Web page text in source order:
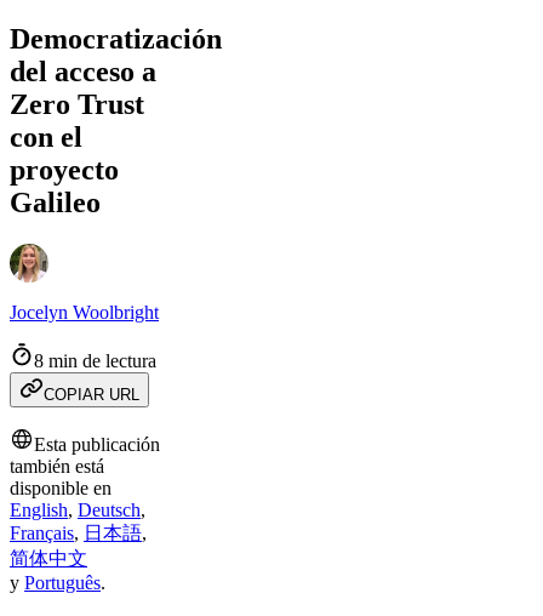
Democratización
del acceso a
Zero Trust
con el
proyecto
Galileo
Jocelyn Woolbright
8 min de lectura
COPIAR URL
Esta publicación
también está
disponible en
English, Deutsch,
Français, 日本語,
简体中文
y Português.